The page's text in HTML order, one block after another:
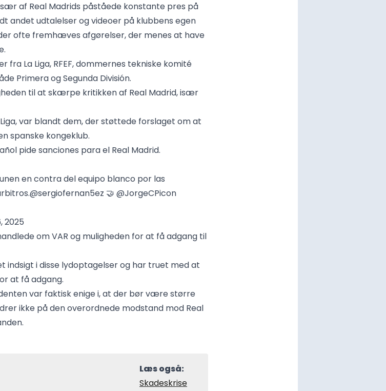
af Real Madrids påståede konstante pres på
andet udtalelser og videoer på klubbens egen
ofte fremhæves afgørelser, der menes at have
La Liga, RFEF, dommernes tekniske komité
Primera og Segunda División.
til at skærpe kritikken af Real Madrid, især
var blandt dem, der støttede forslaget om at
spanske kongeklub.
pide sanciones para el Real Madrid.
unen en contra del equipo blanco por las
@sergiofernan5ez 🤝 @JorgeCPicon
2025
om VAR og muligheden for at få adgang til
indsigt i disse lydoptagelser og har truet med at
at få adgang.
var faktisk enige i, at der bør være større
ikke på den overordnede modstand mod Real
Læs også:
Skadeskrise